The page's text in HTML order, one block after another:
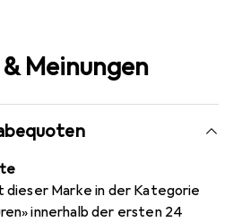
Meinungen
Marke in der Kategorie
innerhalb der ersten 24